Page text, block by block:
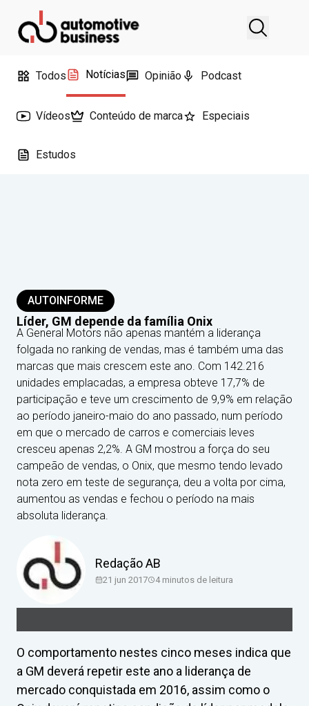
Todos Notícias Opinião Podcast
Vídeos Conteúdo de marca Especiais
Estudos
AUTOINFORME
Líder, GM depende da família Onix
A General Motors não apenas mantém a liderança
folgada no ranking de vendas, mas é também uma das
marcas que mais crescem este ano. Com 142.216
unidades emplacadas, a empresa obteve 17,7% de
participação e teve um crescimento de 9,9% em relação
ao período janeiro-maio do ano passado, num período
em que o mercado de carros e comerciais leves
cresceu apenas 2,2%. A GM mostrou a força do seu
campeão de vendas, o Onix, que mesmo tendo levado
nota zero em teste de segurança, deu a volta por cima,
aumentou as vendas e fechou o período na mais
absoluta liderança.
Redação AB
21 jun 2017 4minutos de leitura
O comportamento nestes cinco meses indica que
a GM deverá repetir este ano a liderança de
mercado conquistada em 2016, assim como o